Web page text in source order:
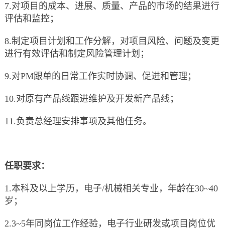
7.对项目的成本、进展、质量、产品的市场的结果进行
评估和监控；
8.制定项目计划和工作分解，对项目风险、问题及变更
进行有效评估和制定风险管理计划；
9.对PM跟单的日常工作实时协调、促进和管理；
10.对原有产品线跟进维护及开发新产品线；
11.负责总经理安排事项及其他任务。
任职要求：
1.本科及以上学历，电子/机械相关专业，年龄在30~40
岁；
2.3~5年同岗位工作经验，电子行业研发或项目岗位优